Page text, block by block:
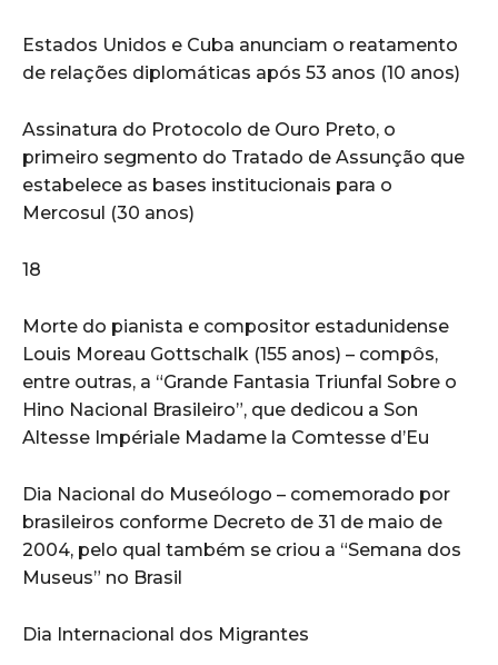
Estados Unidos e Cuba anunciam o reatamento
de relações diplomáticas após 53 anos (10 anos)
Assinatura do Protocolo de Ouro Preto, o
primeiro segmento do Tratado de Assunção que
estabelece as bases institucionais para o
Mercosul (30 anos)
18
Morte do pianista e compositor estadunidense
Louis Moreau Gottschalk (155 anos) – compôs,
entre outras, a “Grande Fantasia Triunfal Sobre o
Hino Nacional Brasileiro”, que dedicou a Son
Altesse Impériale Madame la Comtesse d’Eu
Dia Nacional do Museólogo – comemorado por
brasileiros conforme Decreto de 31 de maio de
2004, pelo qual também se criou a “Semana dos
Museus” no Brasil
Dia Internacional dos Migrantes